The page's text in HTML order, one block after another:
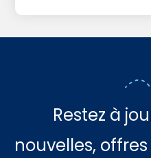
Restez à
nouvelles,